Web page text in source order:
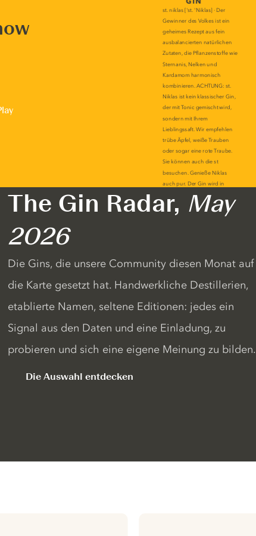
The Gin Radar, May
2026
Die Gins, die unsere Community diesen Monat auf
die Karte gesetzt hat. Handwerkliche Destillerien,
etablierte Namen, seltene Editionen: jedes ein
Signal aus den Daten und eine Einladung, zu
probieren und sich eine eigene Meinung zu bilden.
Die Auswahl entdecken